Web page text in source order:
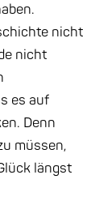
nicht
nicht
es auf
Denn
müssen,
längst